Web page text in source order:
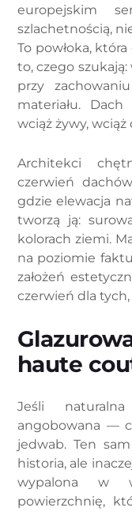
europejskim
szlachetnością,
To powłoka,
to, czego
przy
materiału.
wciąż żywy,
Architekci
czerwień
gdzie elewacja
tworzą ją:
kolorach ziemi.
na poziomie
założeń
czerwień dla
haute
Jeśli
angobowana —
jedwab. Ten
historia, ale
wypalona w
powierzchnię,